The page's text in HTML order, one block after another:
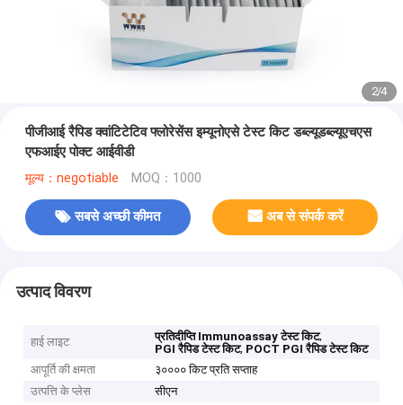
2/4
पीजीआई रैपिड क्वांटिटेटिव फ्लोरेसेंस इम्यूनोएसे टेस्ट किट डब्ल्यूडब्ल्यूएचएस
एफआईए पोक्ट आईवीडी
मूल्य：negotiable MOQ：1000
सबसे अच्छी कीमत अब से संपर्क करें
उत्पाद विवरण
हाई लाइट प्रतिदीप्ति Immunoassay टेस्ट किट,
PGI रैपिड टेस्ट किट, POCT PGI रैपिड टेस्ट किट
आपूर्ति की क्षमता
३०००० किट प्रति सप्ताह
उत्पत्ति के प्लेस
सीएन